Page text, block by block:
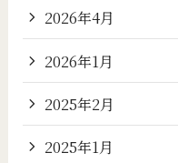
2026年4月
2026年1月
2025年2月
2025年1月